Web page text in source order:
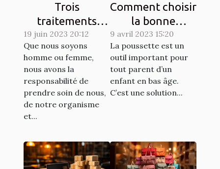
Trois
traitements
dermatologiques
pour améliorer
l'apparence de
votre peau
19 juin 2023 20:12
Que nous soyons
homme ou femme,
nous avons la
responsabilité de
prendre soin de nous,
de notre organisme
et...
Comment choisir
la bonne
poussette pour
un enfant ?
9 avril 2023 15:20
La poussette est un
outil important pour
tout parent d’un
enfant en bas âge.
C’est une solution...